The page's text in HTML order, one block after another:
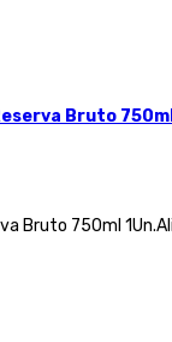
Bruto
Bruto 750ml